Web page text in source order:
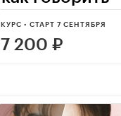
КУРС • СТАРТ 7 СЕНТЯБРЯ
7 200₽